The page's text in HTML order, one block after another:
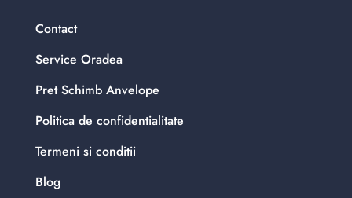
Contact
Service Oradea
Pret Schimb Anvelope
Politica de confidentialitate
Termeni si conditii
Blog